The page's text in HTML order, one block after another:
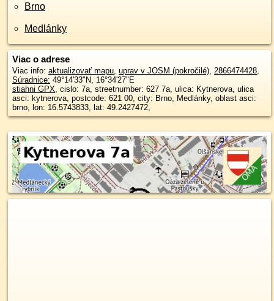
Brno
Medlánky
Viac o adrese
Viac info: aktualizovať mapu, uprav v JOSM (pokročilé), 2866474428,
Súradnice: 49°14'33"N, 16°34'27"E
stiahni GPX, cislo: 7a, streetnumber: 627 7a, ulica: Kytnerova, ulica
asci: kytnerova, postcode: 621 00, city: Brno, Medlánky, oblast asci:
brno, lon: 16.5743833, lat: 49.2427472,